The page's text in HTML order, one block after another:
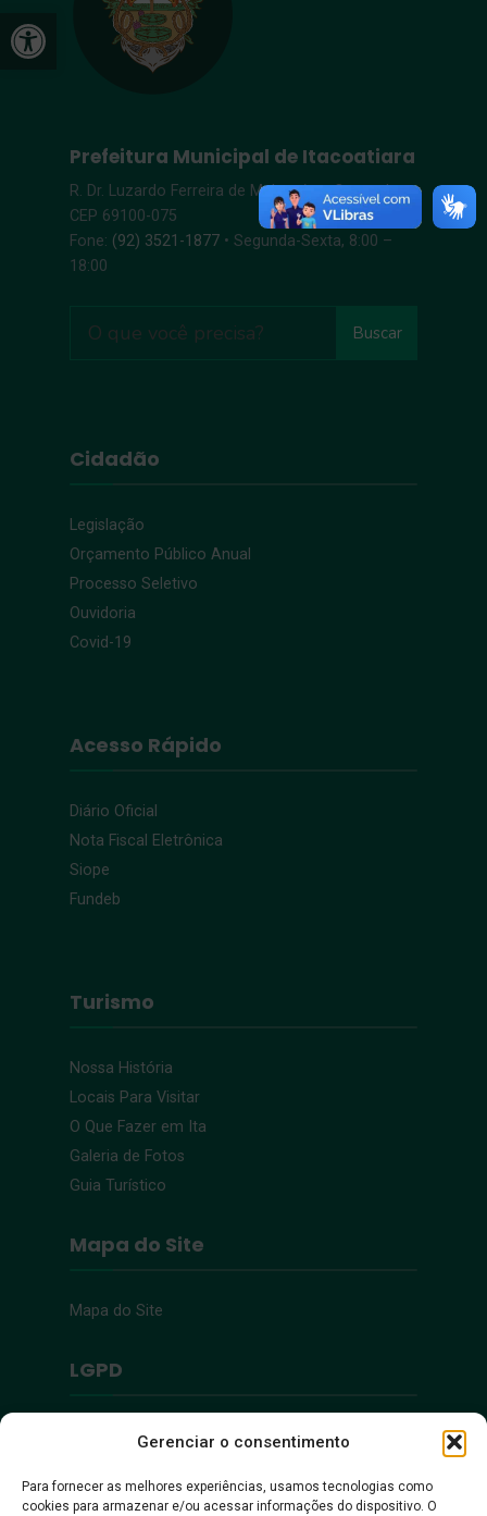
Open toolbar
Gerenciar o consentimento
Para fornecer as melhores experiências, usamos tecnologias como
cookies para armazenar e/ou acessar informações do dispositivo. O
Prefeitura Municipal de Itacoatiara
R. Dr. Luzardo Ferreira de Melo, s/n – Centro |
CEP 69100-075
Fone: (92) 3521-1877 • Segunda-Sexta, 8:00 –
18:00
Buscar
Cidadão
Legislação
Orçamento Público Anual
Processo Seletivo
Ouvidoria
Covid-19
Acesso Rápido
Diário Oficial
Nota Fiscal Eletrônica
Siope
Fundeb
Turismo
Nossa História
Locais Para Visitar
O Que Fazer em Ita
Galeria de Fotos
Guia Turístico
Mapa do Site
Mapa do Site
LGPD
Política de Privacidade
Acessibilidade